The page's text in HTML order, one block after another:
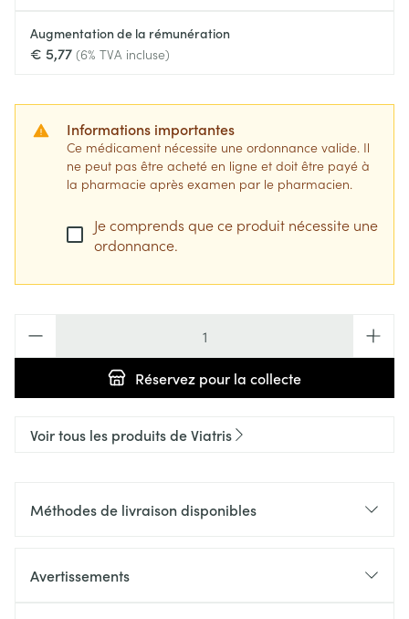
Augmentation de la rémunération
€ 5,77 (6% TVA incluse)
Informations importantes
Ce médicament nécessite une ordonnance valide. Il
ne peut pas être acheté en ligne et doit être payé à
la pharmacie après examen par le pharmacien.
Je comprends que ce produit nécessite une
ordonnance.
Réservez pour la collecte
Voir tous les produits de Viatris
Méthodes de livraison disponibles
Avertissements